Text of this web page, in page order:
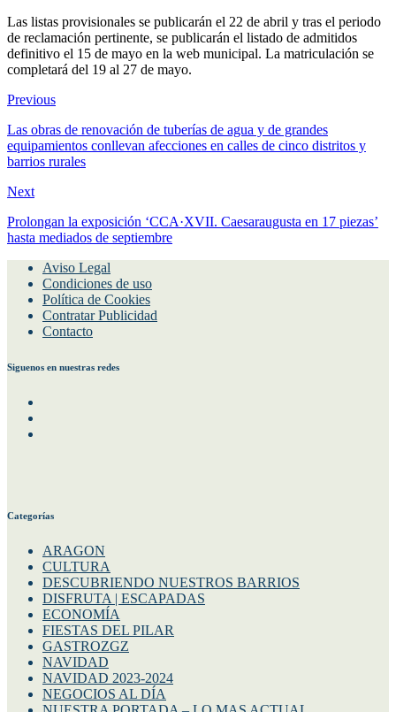
Las listas provisionales se publicarán el 22 de abril y tras el periodo
de reclamación pertinente, se publicarán el listado de admitidos
definitivo el 15 de mayo en la web municipal. La matriculación se
completará del 19 al 27 de mayo.
Previous
Las obras de renovación de tuberías de agua y de grandes
equipamientos conllevan afecciones en calles de cinco distritos y
barrios rurales
Next
Prolongan la exposición ‘CCA·XVII. Caesaraugusta en 17 piezas’
hasta mediados de septiembre
Aviso Legal
Condiciones de uso
Política de Cookies
Contratar Publicidad
Contacto
Siguenos en nuestras redes
Categorías
ARAGON
CULTURA
DESCUBRIENDO NUESTROS BARRIOS
DISFRUTA | ESCAPADAS
ECONOMÍA
FIESTAS DEL PILAR
GASTROZGZ
NAVIDAD
NAVIDAD 2023-2024
NEGOCIOS AL DÍA